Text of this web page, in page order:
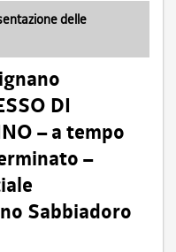
delle
DI
– a tempo
–
Sabbiadoro